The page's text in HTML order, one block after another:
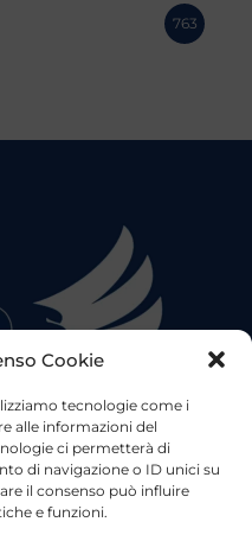
Cookie
tecnologie come i
alle informazioni del
ci permetterà di
di navigazione o ID unici su
il consenso può influire
e funzioni.
763
Lazio Live TV